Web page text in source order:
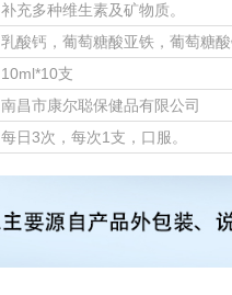
补充多种维生素及矿物质。
乳酸钙，葡萄糖酸亚铁，葡萄糖
10ml*10支
南昌市康尔聪保健品有限公司
每日3次，每次1支，口服。